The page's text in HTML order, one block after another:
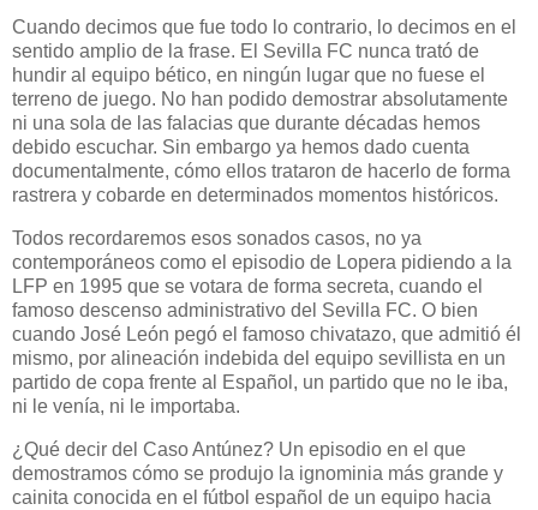
Cuando decimos que fue todo lo contrario, lo decimos en el
sentido amplio de la frase. El Sevilla FC nunca trató de
hundir al equipo bético, en ningún lugar que no fuese el
terreno de juego. No han podido demostrar absolutamente
ni una sola de las falacias que durante décadas hemos
debido escuchar. Sin embargo ya hemos dado cuenta
documentalmente, cómo ellos trataron de hacerlo de forma
rastrera y cobarde en determinados momentos históricos.
Todos recordaremos esos sonados casos, no ya
contemporáneos como el episodio de Lopera pidiendo a la
LFP en 1995 que se votara de forma secreta, cuando el
famoso descenso administrativo del Sevilla FC. O bien
cuando José León pegó el famoso chivatazo, que admitió él
mismo, por alineación indebida del equipo sevillista en un
partido de copa frente al Español, un partido que no le iba,
ni le venía, ni le importaba.
¿Qué decir del Caso Antúnez? Un episodio en el que
demostramos cómo se produjo la ignominia más grande y
cainita conocida en el fútbol español de un equipo hacia